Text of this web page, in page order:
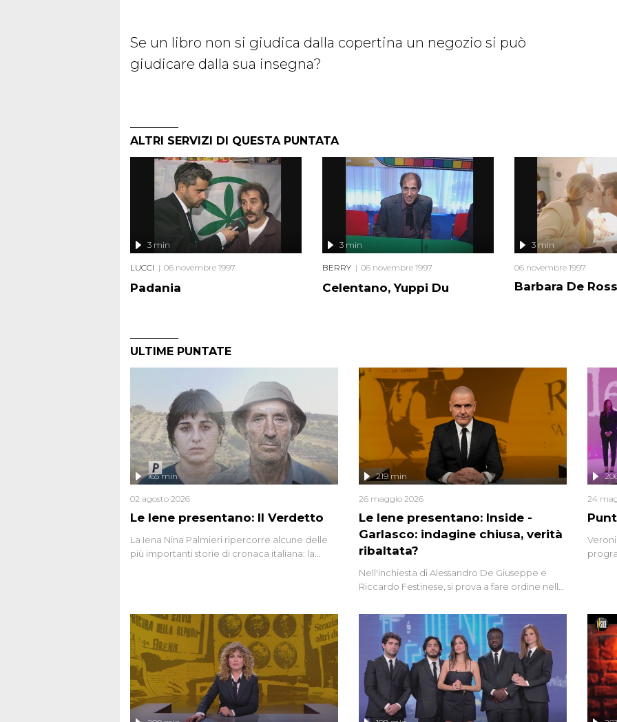
Se un libro non si giudica dalla copertina un negozio si può
giudicare dalla sua insegna?
ALTRI SERVIZI DI QUESTA PUNTATA
Padania
3 min
LUCCI 06 novembre 1997
Celentano, Yuppi Du
3 min
BERRY 06 novembre 1997
Barbara De
3 min
06 novembre 1997
ULTIME PUNTATE
Le Iene presentano: Il Verdetto
165 min
02 agosto 2026
La Iena Nina Palmieri ripercorre alcune delle
più importanti storie di cronaca italiana: la
Le Iene presentano: Inside -
Garlasco: indagine chiusa, verità
ribaltata?
219 min
26 maggio 2026
Nell'inchiesta di Alessandro De Giuseppe e
Riccardo Festinese, si prova a fare ordine nella
continuano a emergere attorno a una delle
vicende giudiziarie più discusse degli ultimi
anni. Lo speciale ricostruisce la vicenda
mettendo in fila testimonianze, errori, dettagli
controversi e i protagonisti di un'indagine che
sembra non avere fine.
24